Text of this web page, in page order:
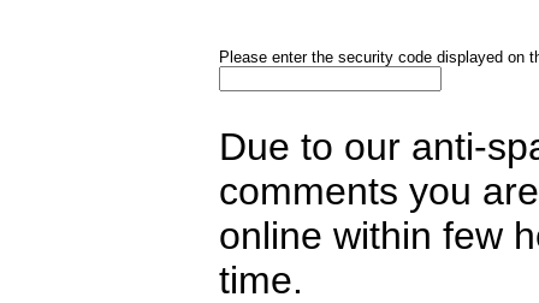
Please enter the security code displayed on
Due to our anti-
comments you
online within few
time.